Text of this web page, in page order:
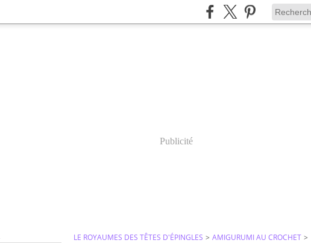
Publicité
LE ROYAUMES DES TÊTES D'ÉPINGLES > AMIGURUMI AU CROCHET >